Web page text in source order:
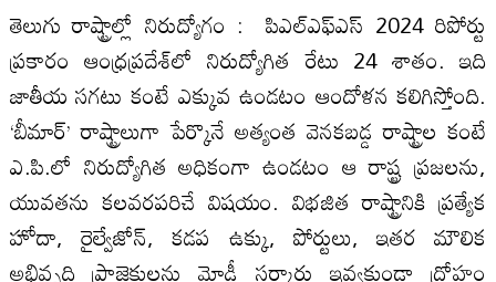
తెలుగు రాష్ట్రాల్లో నిరుద్యోగం : పిఎల్‌ఎఫ్‌ఎస్‌ 2024 రిపోర్టు
ప్రకారం ఆంధ్రప్రదేశ్‌లో నిరుద్యోగిత రేటు 24 శాతం. ఇది
జాతీయ సగటు కంటే ఎక్కువ ఉండటం ఆందోళన కలిగిస్తోంది.
‘బీమార్‌’ రాష్ట్రాలుగా పేర్కొనే అత్యంత వెనకబడ్డ రాష్ట్రాల కంటే
ఎ.పి.లో నిరుద్యోగిత అధికంగా ఉండటం ఆ రాష్ట్ర ప్రజలను,
యువతను కలవరపరిచే విషయం. విభజిత రాష్ట్రానికి ప్రత్యేక
హోదా, రైల్వేజోన్‌, కడప ఉక్కు, పోర్టులు, ఇతర మౌలిక
అభివృద్ధి ప్రాజెక్టులను మోడీ సర్కారు ఇవ్వకుండా ద్రోహం